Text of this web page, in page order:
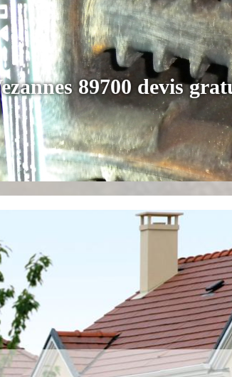
89700 devis